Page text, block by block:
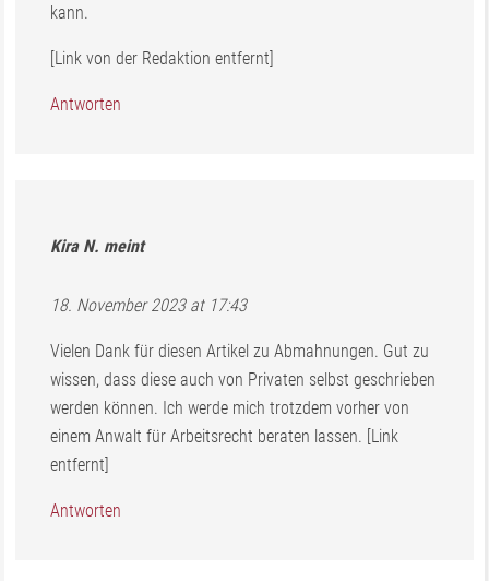
kann.
[Link von der Redaktion entfernt]
Antworten
Kira N. meint
18. November 2023 at 17:43
Vielen Dank für diesen Artikel zu Abmahnungen. Gut zu
wissen, dass diese auch von Privaten selbst geschrieben
werden können. Ich werde mich trotzdem vorher von
einem Anwalt für Arbeitsrecht beraten lassen. [Link
entfernt]
Antworten